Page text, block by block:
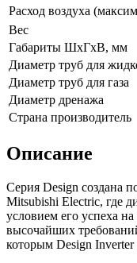
Расход воздуха
Вес
Габариты ШхГхВ, мм
Диаметр труб для
Диаметр труб для газа
Диаметр дренажа
Страна производитель
Описание
Серия Design создана
Mitsubishi Electric, где
условием его успеха
высочайших
которым Design Inverter